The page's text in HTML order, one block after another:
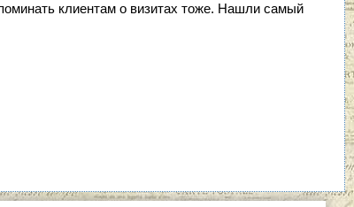
клиентам о визитах тоже. Нашли самый